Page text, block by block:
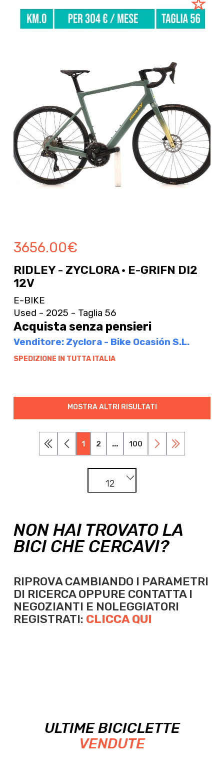
3656.00€
RIDLEY - ZYCLORA · E-GRIFN DI2
12V
E-BIKE
Used - 2025 - Taglia 56
Acquista senza pensieri
Venditore: Zyclora - Bike Ocasión S.L.
SPEDIZIONE IN TUTTA ITALIA
MOSTRA ALTRI RISULTATI
1 2 ... 100
12
NON HAI TROVATO LA
BICI CHE CERCAVI?
RIPROVA CAMBIANDO I PARAMETRI
DI RICERCA OPPURE CONTATTA I
NEGOZIANTI E NOLEGGIATORI
REGISTRATI: CLICCA QUI
ULTIME BICICLETTE
VENDUTE